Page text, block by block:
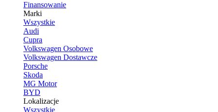
Finansowanie
Marki
Wszystkie
Audi
Cupra
Volkswagen Osobowe
Volkswagen Dostawcze
Porsche
Skoda
MG Motor
BYD
Lokalizacje
Wszystkie